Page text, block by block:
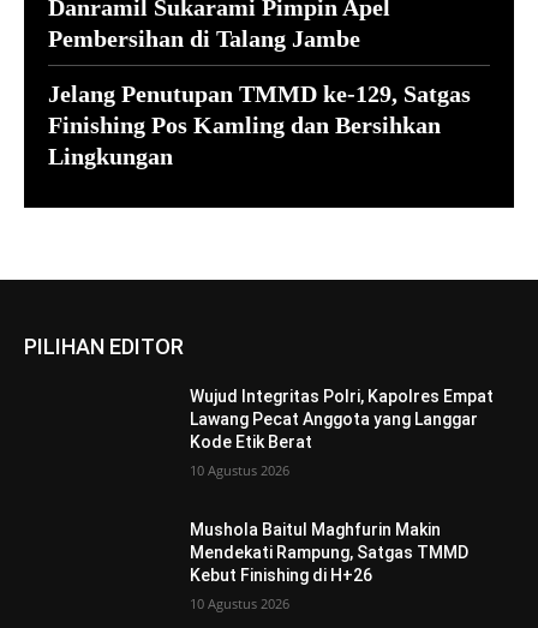
Danramil Sukarami Pimpin Apel
Pembersihan di Talang Jambe
Jelang Penutupan TMMD ke-129, Satgas
Finishing Pos Kamling dan Bersihkan
Lingkungan
PILIHAN EDITOR
Wujud Integritas Polri, Kapolres Empat
Lawang Pecat Anggota yang Langgar
Kode Etik Berat
10 Agustus 2026
Mushola Baitul Maghfurin Makin
Mendekati Rampung, Satgas TMMD
Kebut Finishing di H+26
10 Agustus 2026